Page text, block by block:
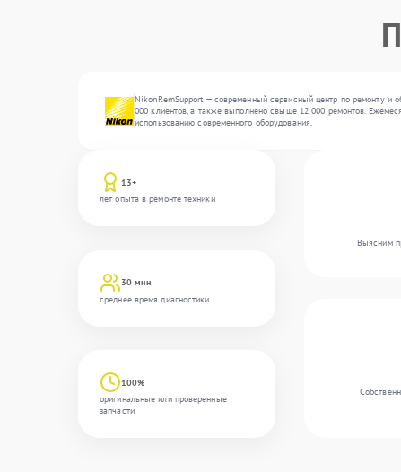
NikonRemSupport — современный сервисный центр по ремонту
000 клиентов, а также выполнено свыше 12 000 ремонтов.
использованию современного оборудования.
13+
лет опыта в ремонте техники
30 мин
среднее время диагностики
100%
оригинальные или проверенные
запчасти
Выясним